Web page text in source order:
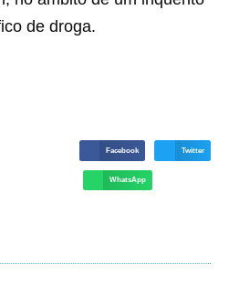
de droga.
Facebook Twitter
WhatsApp